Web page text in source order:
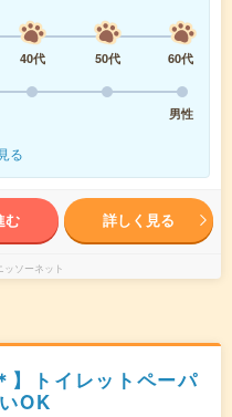
40代 50代
60代
男性
る
む 詳しく見る
ッソーネット
】トイレットペーパ
OK